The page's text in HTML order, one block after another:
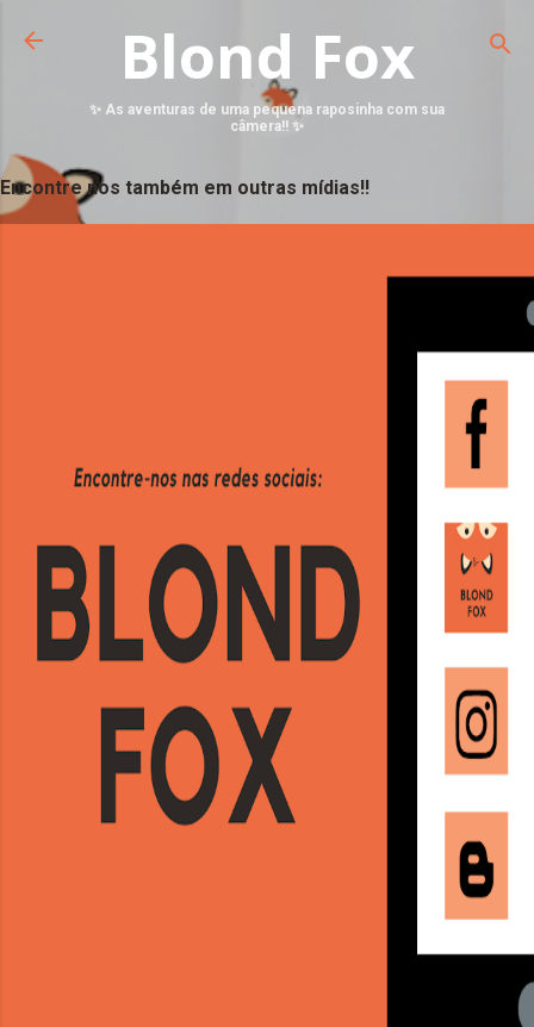
Blond Fox
✨ As aventuras de uma pequena raposinha com sua
câmera!! ✨
Encontre nos também em outras mídias!!